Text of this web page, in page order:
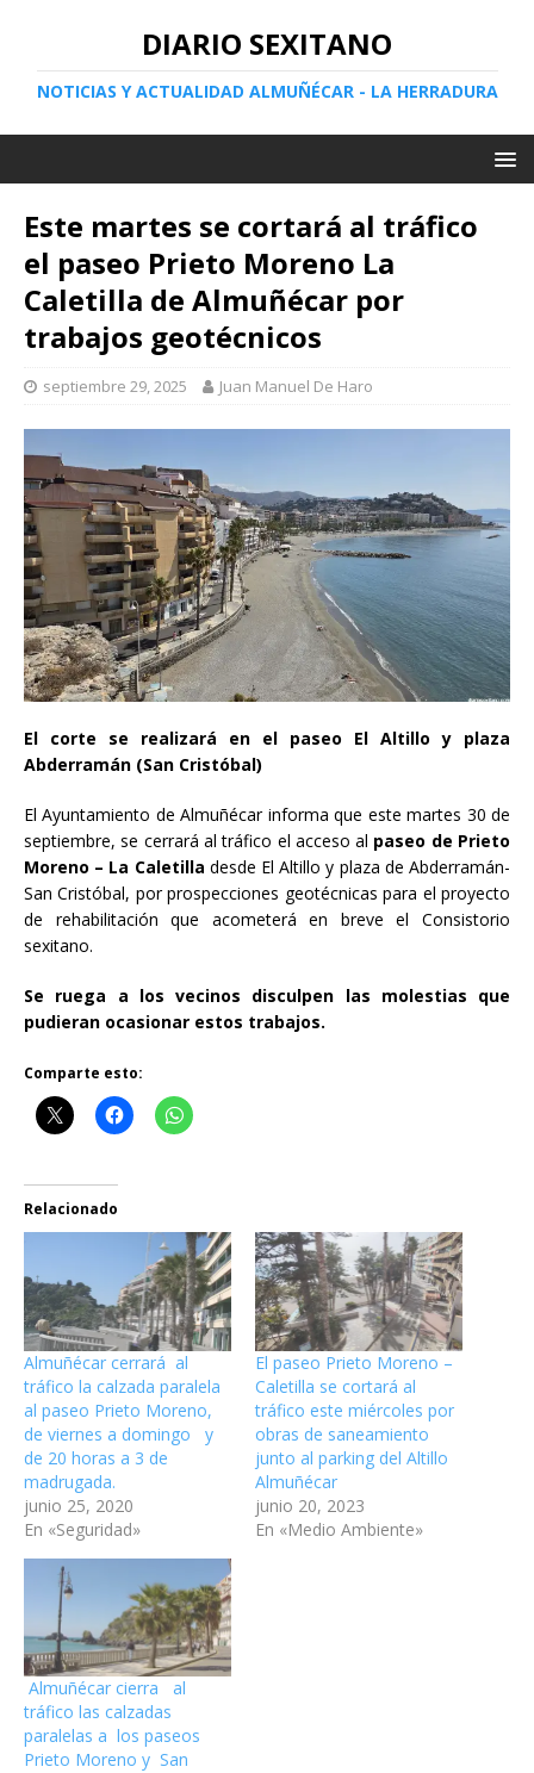
DIARIO SEXITANO
NOTICIAS Y ACTUALIDAD ALMUÑÉCAR - LA HERRADURA
Este martes se cortará al tráfico
el paseo Prieto Moreno La
Caletilla de Almuñécar por
trabajos geotécnicos
septiembre 29, 2025 Juan Manuel De Haro
El corte se realizará en el paseo El Altillo y plaza
Abderramán (San Cristóbal)
El Ayuntamiento de Almuñécar informa que este martes 30 de
septiembre, se cerrará al tráfico el acceso al paseo de Prieto
Moreno – La Caletilla desde El Altillo y plaza de Abderramán-
San Cristóbal, por prospecciones geotécnicas para el proyecto
de rehabilitación que acometerá en breve el Consistorio
sexitano.
Se ruega a los vecinos disculpen las molestias que
pudieran ocasionar estos trabajos.
Comparte esto:
Relacionado
Almuñécar cerrará al
tráfico la calzada paralela
al paseo Prieto Moreno,
de viernes a domingo y
de 20 horas a 3 de
madrugada.
junio 25, 2020
En «Seguridad»
El paseo Prieto Moreno –
Caletilla se cortará al
tráfico este miércoles por
obras de saneamiento
junto al parking del Altillo
Almuñécar
junio 20, 2023
En «Medio Ambiente»
Almuñécar cierra al
tráfico las calzadas
paralelas a los paseos
Prieto Moreno y San